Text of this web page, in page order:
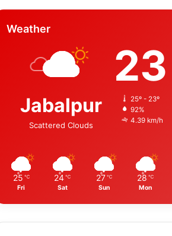
Weather
Jabalpur
Scattered Clouds
23
25º - 23º
92%
4.39 km/h
25 ℃
Fri
24 ℃
Sat
27 ℃
Sun
28 ℃
Mon